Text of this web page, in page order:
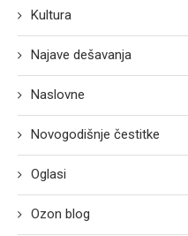
Kultura
Najave dešavanja
Naslovne
Novogodišnje čestitke
Oglasi
Ozon blog